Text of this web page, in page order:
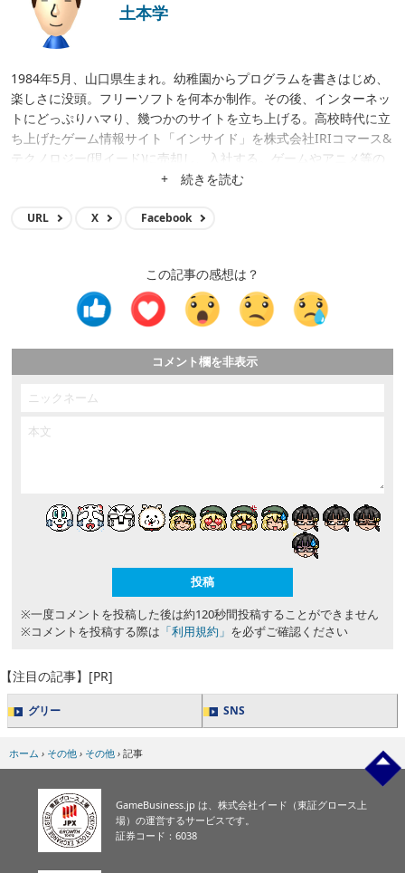
土本学
1984年5月、山口県生まれ。幼稚園からプログラムを書きはじめ、
楽しさに没頭。フリーソフトを何本か制作。その後、インターネッ
トにどっぷりハマり、幾つかのサイトを立ち上げる。高校時代に立
ち上げたゲーム情報サイト「インサイド」を株式会社IRIコマース&
テクノロジー(現イード)に売却し、入社する。ゲームやアニメ等の
メディア運営、クロスワードアプリ開発、サイト立ち上げ、サイト
+ 続きを読む
URL X Facebook
この記事の感想は？
コメント欄を非表示
※一度コメントを投稿した後は約120秒間投稿することができません
※コメントを投稿する際は 「利用規約」 を必ずご確認ください
【注目の記事】[PR]
グリー SNS
ホーム › その他 › その他 › 記事
GameBusiness.jp は、株式会社イード（東証グロース上
場）の運営するサービスです。
証券コード：6038